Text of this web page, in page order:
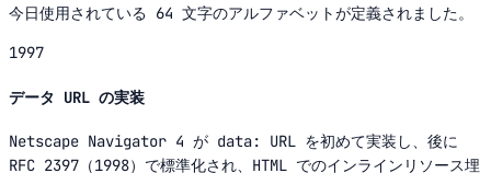
今日使用されている 64 文字のアルファベットが定義されました。
1997
データ URL の実装
Netscape Navigator 4 が data: URL を初めて実装し、後に
RFC 2397（1998）で標準化され、HTML でのインラインリソース埋